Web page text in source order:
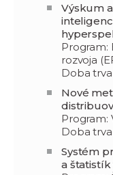
Výskum
Program:
rozvoja
Doba
Nové
Program:
Doba
Systém
a